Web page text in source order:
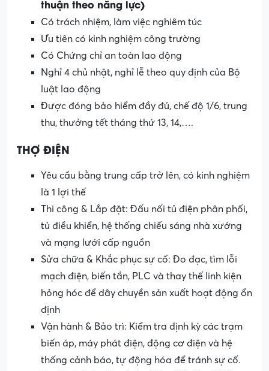
thuận theo năng lực)
Có trách nhiệm, làm việc nghiêm túc
Ưu tiên có kinh nghiệm công trường
Có Chứng chỉ an toàn lao động
Nghỉ 4 chủ nhật, nghỉ lễ theo quy định của Bộ
luật lao động
Được đóng bảo hiểm đầy đủ, chế độ 1/6, trung
thu, thưởng tết tháng thứ 13, 14,….
THỢ ĐIỆN
Yêu cầu bằng trung cấp trở lên, có kinh nghiệm
là 1 lợi thế
Thi công & Lắp đặt: Đấu nối tủ điện phân phối,
tủ điều khiển, hệ thống chiếu sáng nhà xưởng
và mạng lưới cấp nguồn
Sửa chữa & Khắc phục sự cố: Đo đạc, tìm lỗi
mạch điện, biến tần, PLC và thay thế linh kiện
hỏng hóc để dây chuyền sản xuất hoạt động ổn
định
Vận hành & Bảo trì: Kiểm tra định kỳ các trạm
biến áp, máy phát điện, động cơ điện và hệ
thống cảnh báo, tự động hóa để tránh sự cố.